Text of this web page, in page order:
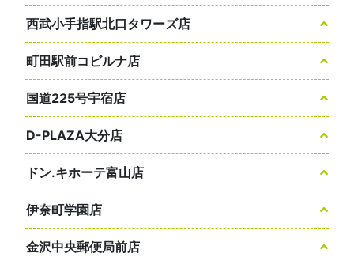
西武小手指駅北口タワーズ店
町田駅前コビルナ店
国道225号宇宿店
D-PLAZA大分店
ドン.キホーテ富山店
伊奈町学園店
金沢中央郵便局前店